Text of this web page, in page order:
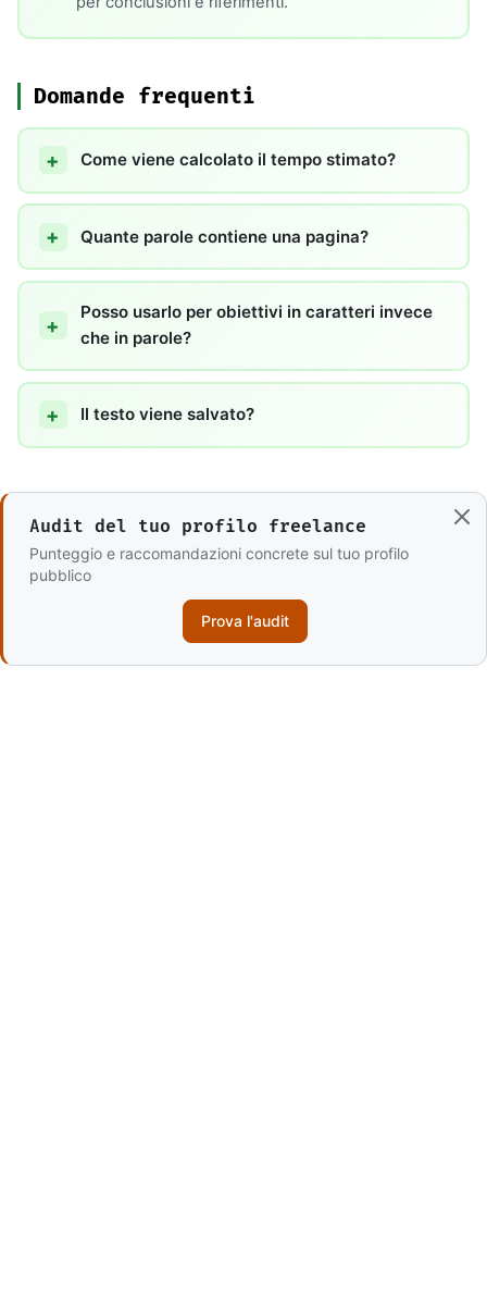
Domande frequenti
Come viene calcolato il tempo stimato?
Quante parole contiene una pagina?
Posso usarlo per obiettivi in caratteri invece
che in parole?
Il testo viene salvato?
Audit del tuo profilo freelance
Punteggio e raccomandazioni concrete sul tuo profilo
pubblico
Prova l'audit